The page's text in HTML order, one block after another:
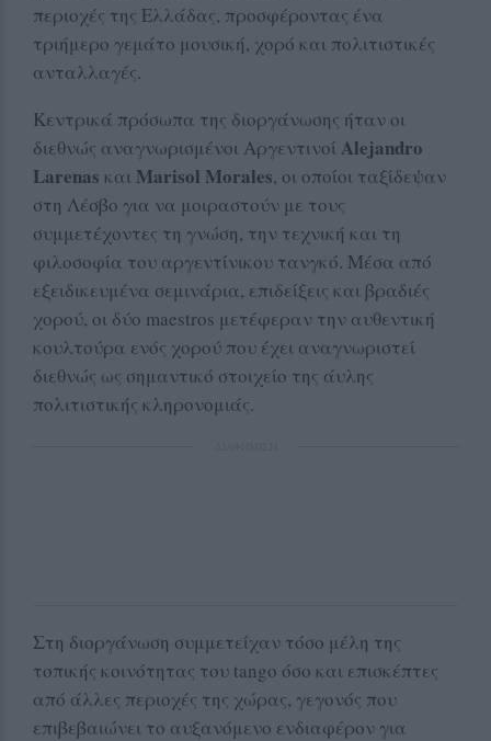
περιοχές της Ελλάδας, προσφέροντας ένα
τριήμερο γεμάτο μουσική, χορό και πολιτιστικές
ανταλλαγές.
Κεντρικά πρόσωπα της διοργάνωσης ήταν οι
διεθνώς αναγνωρισμένοι Αργεντινοί Alejandro
Larenas και Marisol Morales, οι οποίοι ταξίδεψαν
στη Λέσβο για να μοιραστούν με τους
συμμετέχοντες τη γνώση, την τεχνική και τη
φιλοσοφία του αργεντίνικου τανγκό. Μέσα από
εξειδικευμένα σεμινάρια, επιδείξεις και βραδιές
χορού, οι δύο maestros μετέφεραν την αυθεντική
κουλτούρα ενός χορού που έχει αναγνωριστεί
διεθνώς ως σημαντικό στοιχείο της άυλης
πολιτιστικής κληρονομιάς.
Στη διοργάνωση συμμετείχαν τόσο μέλη της
τοπικής κοινότητας του tango όσο και επισκέπτες
από άλλες περιοχές της χώρας, γεγονός που
επιβεβαιώνει το αυξανόμενο ενδιαφέρον για